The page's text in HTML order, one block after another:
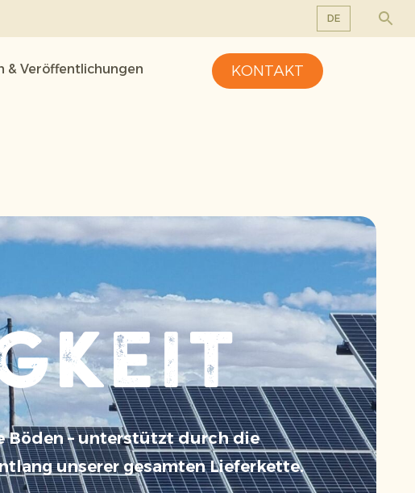
DE
& Veröffentlichungen KONTAKT
Böden – unterstützt durch die
unserer gesamten Lieferkette.